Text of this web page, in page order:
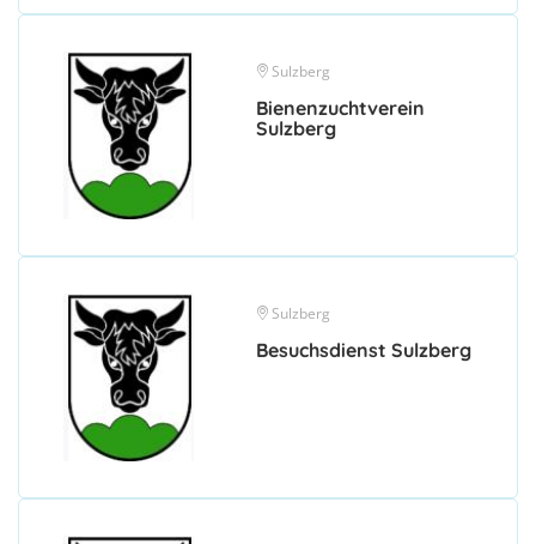
Sulzberg
Bienenzuchtverein
Sulzberg
Sulzberg
Besuchsdienst Sulzberg